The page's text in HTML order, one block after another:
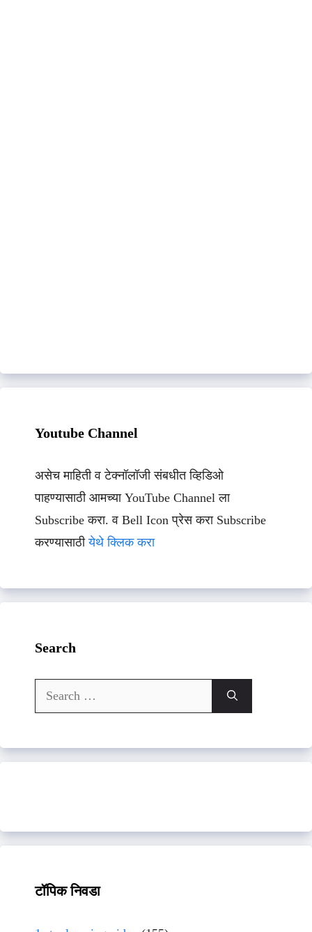
Youtube Channel
असेच माहिती व टेक्नॉलॉजी संबधीत व्हिडिओ
पाहण्यासाठी आमच्या YouTube Channel ला
Subscribe करा. व Bell Icon प्रेस करा Subscribe
करण्यासाठीयेथे क्लिक करा
Search
Search
for:
टॉपिक निवडा